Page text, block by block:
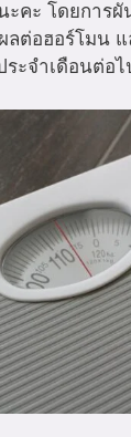
ะคะ โดยการ
ลต่อฮอร์โมน
ะจำเดือนต่อไ